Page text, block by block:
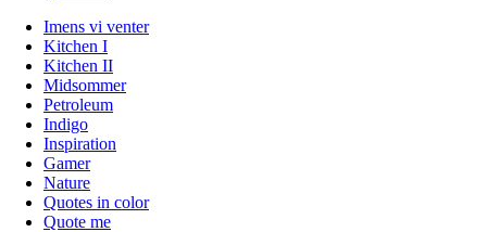
Imens vi venter
Kitchen I
Kitchen II
Midsommer
Petroleum
Indigo
Inspiration
Gamer
Nature
Quotes in color
Quote me